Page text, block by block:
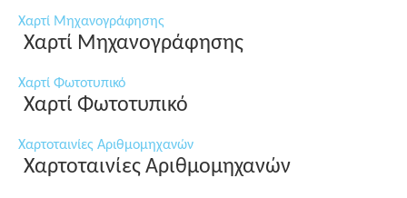
Χαρτί Μηχανογράφησης
Χαρτί Μηχανογράφησης
Χαρτί Φωτοτυπικό
Χαρτί Φωτοτυπικό
Χαρτοταινίες Αριθμομηχανών
Χαρτοταινίες Αριθμομηχανών